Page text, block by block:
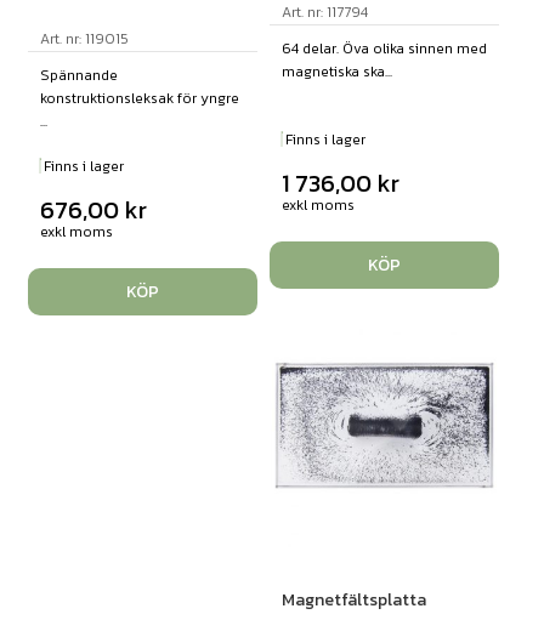
Art. nr: 119015
Spännande
konstruktionsleksak för yngre
...
Finns i lager
676,00 kr
exkl moms
KÖP
Art. nr: 117794
64 delar. Öva olika sinnen med
magnetiska ska...
Finns i lager
1 736,00 kr
exkl moms
KÖP
Magnetfältsplatta